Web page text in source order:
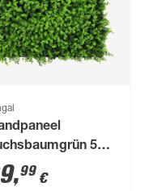
52
cm
,99 €